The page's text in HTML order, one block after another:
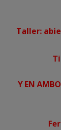
Taller:
Y EN